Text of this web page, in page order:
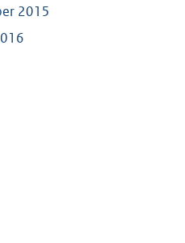
2015